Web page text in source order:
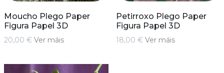
Moucho Plego Paper
Figura Papel 3D
20,00 € Ver máis
Petirroxo Plego Paper
Figura Papel 3D
18,00 € Ver máis